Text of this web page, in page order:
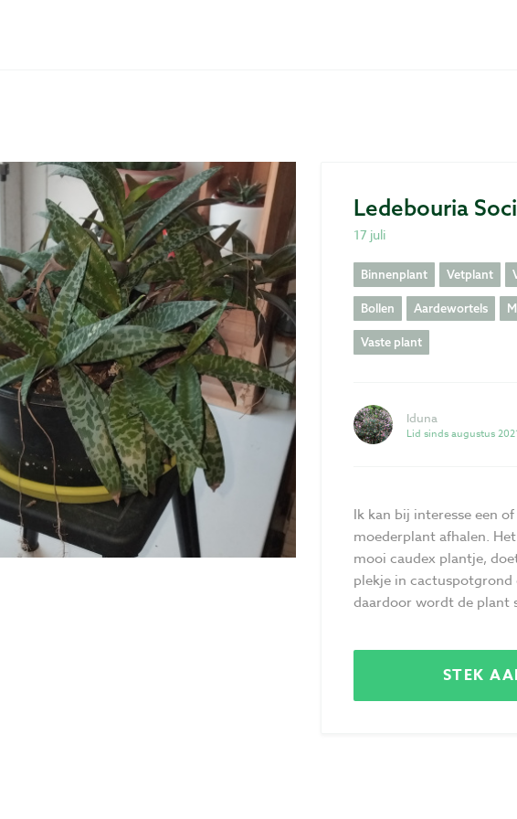
Ledebouria
17 juli
Binnenplant Vetplant
Bollen Aardewortels
Vaste plant
Iduna
Lid sinds augustus
Ik kan bij interesse een
moederplant afhalen.
mooi caudex plantje,
plekje in cactuspotgrond
daardoor wordt de plant
STEK